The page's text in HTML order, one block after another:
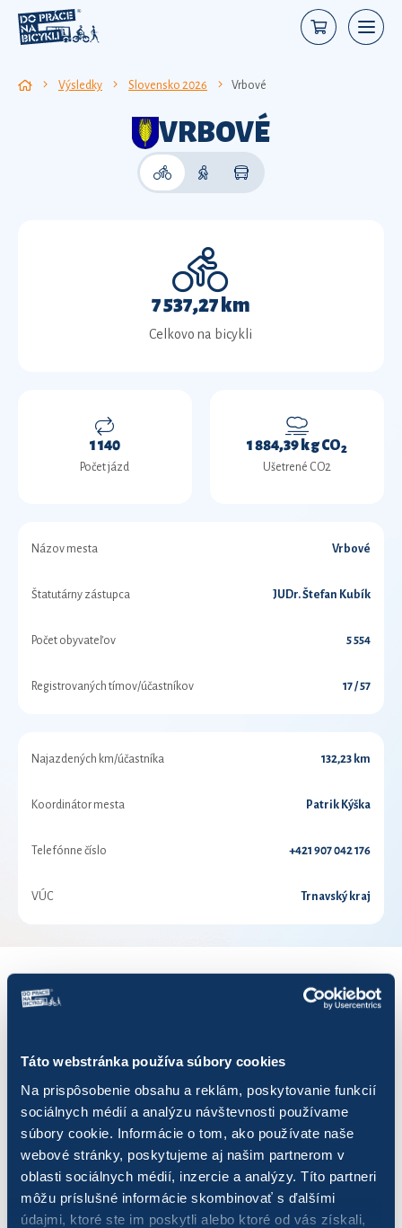
Táto webstránka používa súbory cookies
Na prispôsobenie obsahu a reklám, poskytovanie funkcií
sociálnych médií a analýzu návštevnosti používame
súbory cookie. Informácie o tom, ako používate naše
webové stránky, poskytujeme aj našim partnerom v
oblasti sociálnych médií, inzercie a analýzy. Títo partneri
môžu príslušné informácie skombinovať s ďalšími
údajmi, ktoré ste im poskytli alebo ktoré od vás získali,
Výsledky Slovensko 2026 Vrbové
VRBOVÉ
7 537,27 km
Celkovo na bicykli
1 140
Počet jázd
1 884,39 kg CO2
Ušetrené CO2
Názov mesta Vrbové
Štatutárny zástupca JUDr. Štefan Kubík
Počet obyvateľov 5 554
Registrovaných tímov/účastníkov 17 / 57
Najazdených km/účastníka 132,23 km
Koordinátor mesta Patrik Kýška
Telefónne číslo +421 907 042 176
VÚC Trnavský kraj
VÝSLEDKY PRE ROK 2026
Zobraziť výsledkov
Názov Počet jázd Najazdených
Do práce bez benzínu 16 247,04